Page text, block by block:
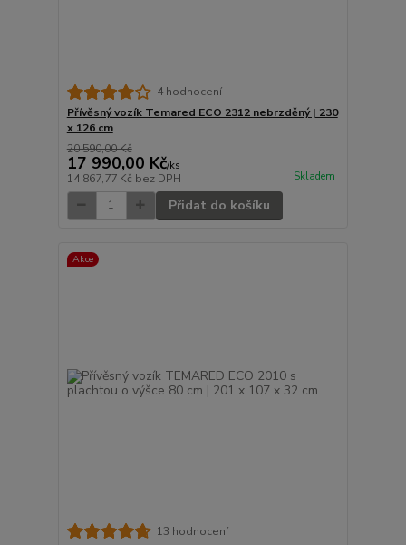
4 hodnocení
Přívěsný vozík Temared ECO 2312 nebrzděný | 230
x 126 cm
20 590,00 Kč
17 990,00 Kč/ks
14 867,77 Kč bez DPH Skladem
Přidat do košíku
Akce
13 hodnocení